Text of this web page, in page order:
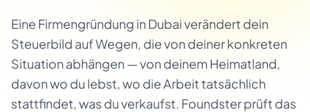
Eine Firmengründung in Dubai verändert dein
Steuerbild auf Wegen, die von deiner konkreten
Situation abhängen — von deinem Heimatland,
davon wo du lebst, wo die Arbeit tatsächlich
stattfindet, was du verkaufst. Foundster prüft das